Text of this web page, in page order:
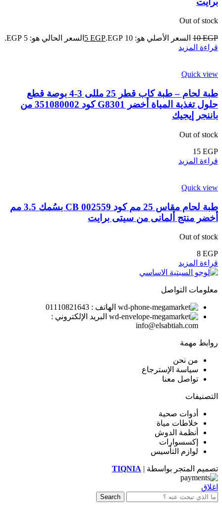
Out of stock
10EGP السعر الأصلي هو: 10 EGP. 5 EGP
السعر الحالي هو: 5 EGP.
قراءة المزيد
Quick view
طبة لحام – طبة كاب قطر 25 مللى 3-4 بوصة قطع
حلول تغذية المياة أخضر G8301 كود 351080002 من
باننجر إيجيك
Out of stock
15 EGP
قراءة المزيد
Quick view
طبة لحام مقاس 25 مم كود CB 002559 بسُمك 3.5 مم
أخضر منتج ألمانى من سيتى برايت
Out of stock
8 EGP
قراءة المزيد
معلومات التواصل
الهاتف : 01110821643
البريد الإلكتروني :
info@elsabtiah.com
روابط مهمة
من نحن
سياسة الإسترجاع
تواصل معنا
التصنيفات
أدوات صحية
خلاطات مياة
أنظمة الدوش
إكسسوارات
لوازم التأسيس
تصميم المتجر بواسطة | TIQNIA
اغلاق
Search